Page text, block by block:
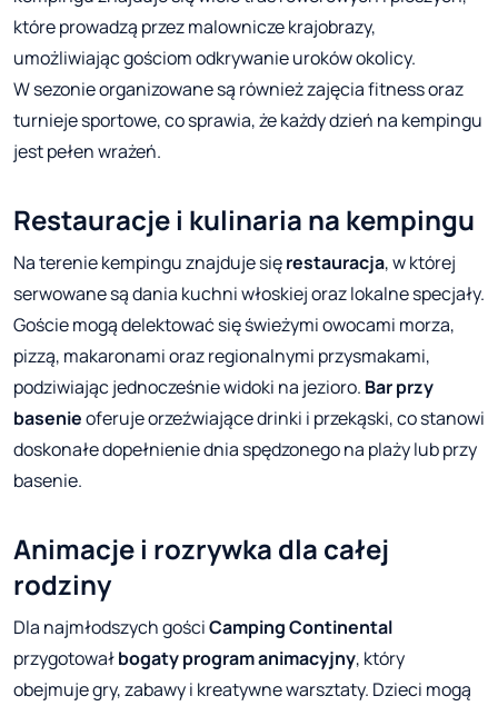
które prowadzą przez malownicze krajobrazy,
umożliwiając gościom odkrywanie uroków okolicy.
W sezonie organizowane są również zajęcia fitness oraz
turnieje sportowe, co sprawia, że każdy dzień na kempingu
jest pełen wrażeń.
Restauracje i kulinaria na kempingu
Na terenie kempingu znajduje sięrestauracja, w której
serwowane są dania kuchni włoskiej oraz lokalne specjały.
Goście mogą delektować się świeżymi owocami morza,
pizzą, makaronami oraz regionalnymi przysmakami,
podziwiając jednocześnie widoki na jezioro. Bar przy
basenieoferuje orzeźwiające drinki i przekąski, co stanowi
doskonałe dopełnienie dnia spędzonego na plaży lub przy
basenie.
Animacje i rozrywka dla całej
rodziny
Dla najmłodszych gościCamping Continental
przygotowałbogaty program animacyjny, który
obejmuje gry, zabawy i kreatywne warsztaty. Dzieci mogą